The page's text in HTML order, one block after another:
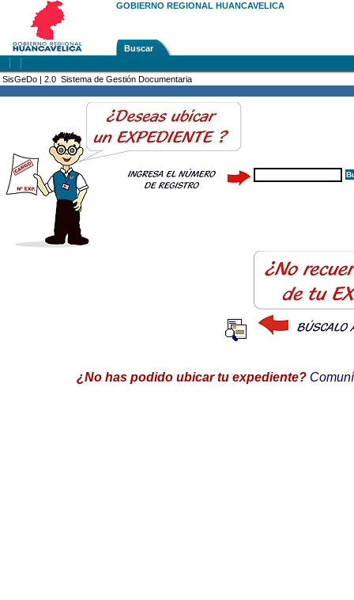
GOBIERNO REGIONAL HUANCAVELICA
Buscar
SisGeDo | 2.0 Sistema de Gestión Documentaria
¿No has podido ubicar tu expediente?